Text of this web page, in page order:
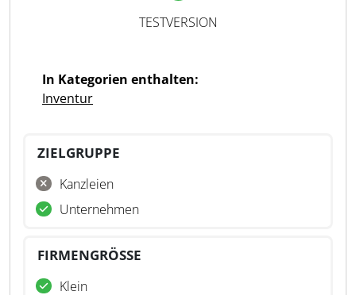
TESTVERSION
In Kategorien enthalten:
Inventur
ZIELGRUPPE
Kanzleien
Unternehmen
FIRMENGRÖSSE
Klein